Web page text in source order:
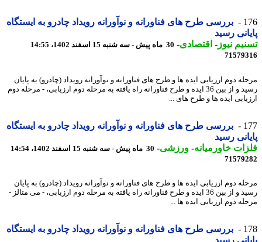
بررسی طرح های فناورانه و نوآورانه رویداد چادرو به ایستگاه
رسید
نیوز-اقتصادی-30 ماه پیش - سه شنبه 15 اسفند 1402، 14:55
دوم ارزیابی ایده ها و طرح های فناورانه و نوآورانه رویداد (چادرو) به پایان
رسید و از بین 36 ایده و طرح فناورانه راه یافته به مرحله دوم ارزیابی، - مرحله دوم
ایده ها و طرح های ...
بررسی طرح های فناورانه و نوآورانه رویداد چادرو به ایستگاه
رسید
خاورمیانه-ورزشی-30 ماه پیش - سه شنبه 15 اسفند 1402، 14:54
دوم ارزیابی ایده ها و طرح های فناورانه و نوآورانه رویداد (چادرو) به پایان
رسید و از بین 36 ایده و طرح فناورانه راه یافته به مرحله دوم ارزیابی، - می متالز -
دوم ارزیابی ایده ها ...
بررسی طرح های فناورانه و نوآورانه رویداد چادرو به ایستگاه
رسید